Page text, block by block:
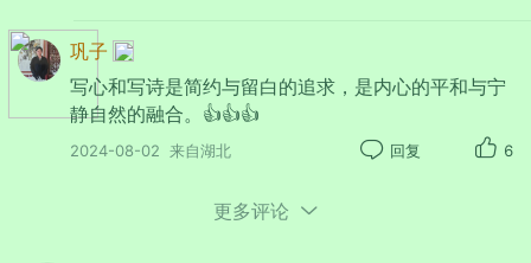
巩子
写心和写诗是简约与留白的追求，是内心的平和与宁
静自然的融合。👍👍👍
2024-08-02 来自湖北 回复 6
更多评论